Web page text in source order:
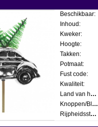
Beschikbaar:
Inhoud:
Kweker:
Hoogte:
Takken:
Potmaat:
Fust code:
Kwaliteit:
Land van herkomst:
Knoppen/Bloemen:
Rijpheidsstadium: